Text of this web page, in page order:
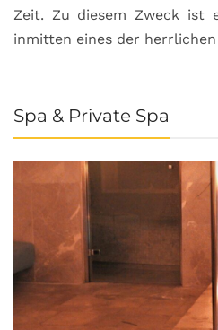
Zeit. Zu diesem Zweck ist
inmitten eines der
Spa & Private Spa